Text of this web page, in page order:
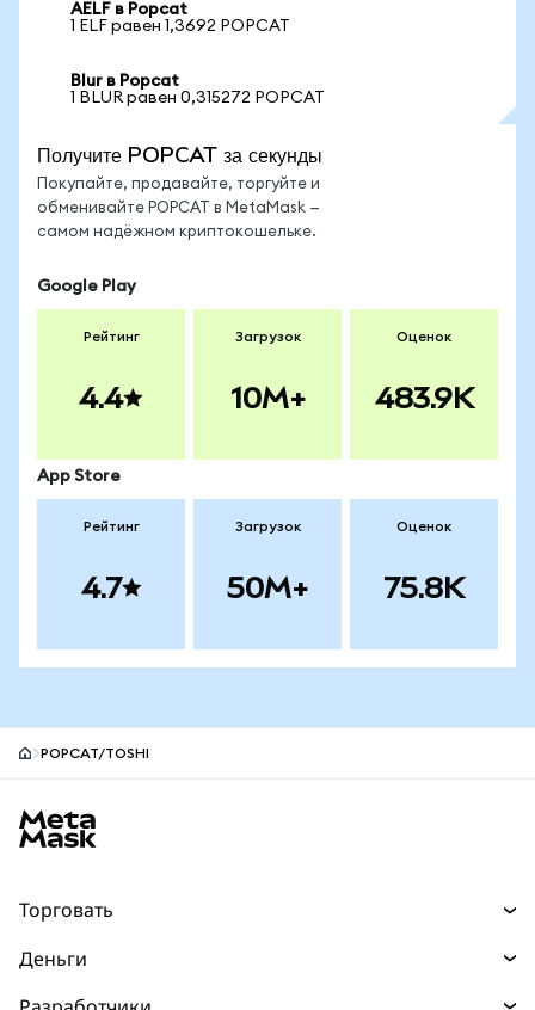
AELF в Popcat
1 ELF равен 1,3692 POPCAT
Blur в Popcat
1 BLUR равен 0,315272 POPCAT
Получите POPCAT за секунды
Покупайте, продавайте, торгуйте и
обменивайте POPCAT в MetaMask —
самом надёжном криптокошельке.
Google Play
Рейтинг
4.4
Загрузок
10M+
Оценок
483.9K
App Store
Рейтинг
4.7
Загрузок
50M+
Оценок
75.8K
POPCAT/TOSHI
Торговать
Деньги